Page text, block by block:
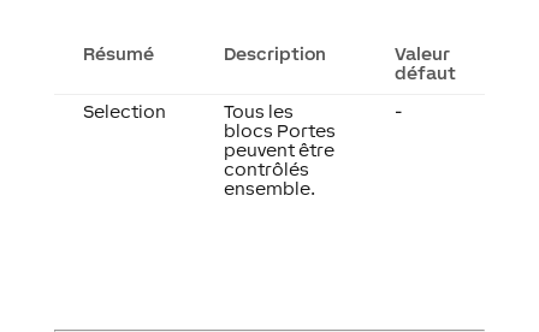
Résumé Description
Valeur
défaut
Selection
Tous les
blocs Portes
peuvent être
contrôlés
ensemble.
-